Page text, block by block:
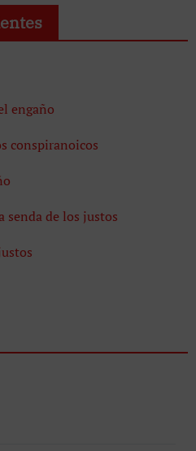
engaño
conspiranoicos
senda de los justos